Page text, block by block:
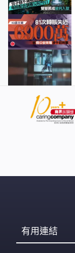
有用連結